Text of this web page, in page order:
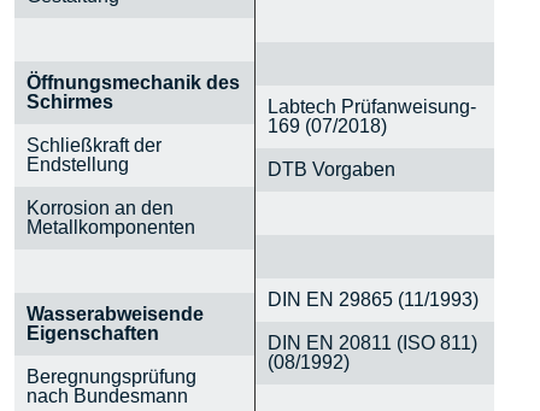
Öffnungsmechanik des
Schirmes
Schließkraft der
Endstellung
Korrosion an den
Metallkomponenten
Wasserabweisende
Eigenschaften
Beregnungsprüfung
nach Bundesmann
Labtech Prüfanweisung-
169 (07/2018)
DTB Vorgaben
DIN EN 29865 (11/1993)
DIN EN 20811 (ISO 811)
(08/1992)